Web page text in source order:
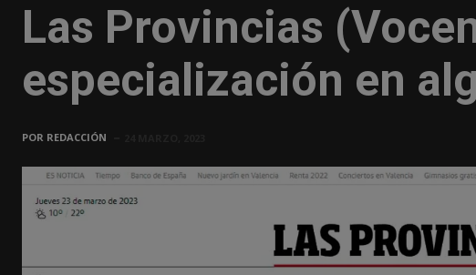
Las Provincias
especialización en
POR REDACCIÓN